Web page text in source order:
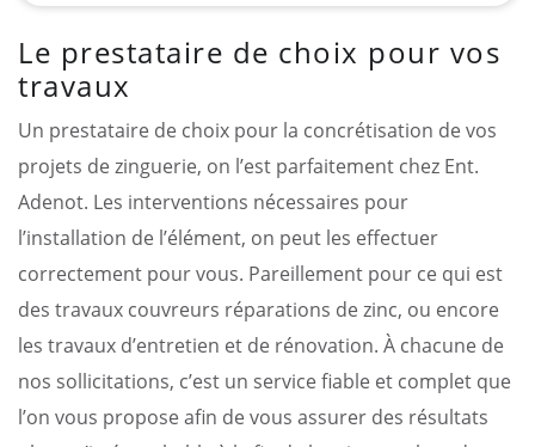
Le prestataire de choix pour vos
travaux
Un prestataire de choix pour la concrétisation de vos
projets de zinguerie, on l’est parfaitement chez Ent.
Adenot. Les interventions nécessaires pour
l’installation de l’élément, on peut les effectuer
correctement pour vous. Pareillement pour ce qui est
des travaux couvreurs réparations de zinc, ou encore
les travaux d’entretien et de rénovation. À chacune de
nos sollicitations, c’est un service fiable et complet que
l’on vous propose afin de vous assurer des résultats